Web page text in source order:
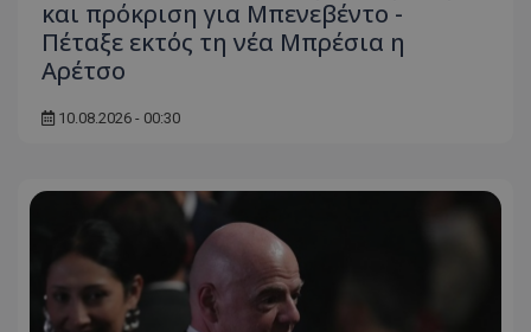
και πρόκριση για Μπενεβέντο -
Πέταξε εκτός τη νέα Μπρέσια η
Αρέτσο
10.08.2026 - 00:30